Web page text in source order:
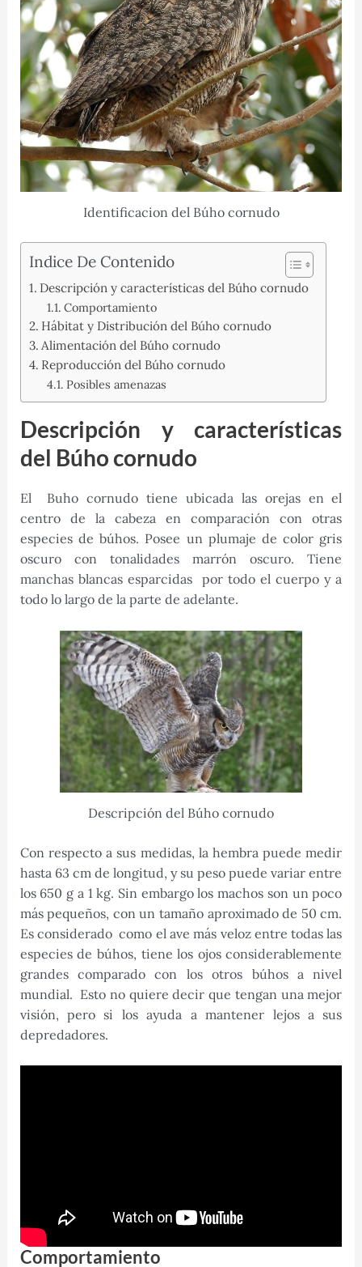
Identificacion del Búho cornudo
Indice De Contenido
Descripción y características del Búho cornudo
Comportamiento
Hábitat y Distribución del Búho cornudo
Alimentación del Búho cornudo
Reproducción del Búho cornudo
Posibles amenazas
Descripción y características
del Búho cornudo
El Buho cornudo tiene ubicada las orejas en el
centro de la cabeza en comparación con otras
especies de búhos. Posee un plumaje de color gris
oscuro con tonalidades marrón oscuro. Tiene
manchas blancas esparcidas por todo el cuerpo y a
todo lo largo de la parte de adelante.
Descripción del Búho cornudo
Con respecto a sus medidas, la hembra puede medir
hasta 63 cm de longitud, y su peso puede variar entre
los 650 g a 1 kg. Sin embargo los machos son un poco
más pequeños, con un tamaño aproximado de 50 cm.
Es considerado como el ave más veloz entre todas las
especies de búhos, tiene los ojos considerablemente
grandes comparado con los otros búhos a nivel
mundial. Esto no quiere decir que tengan una mejor
visión, pero si los ayuda a mantener lejos a sus
depredadores.
Comportamiento